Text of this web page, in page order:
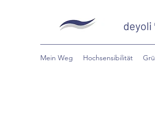
deyoli
Mein Weg Hochsensibilität